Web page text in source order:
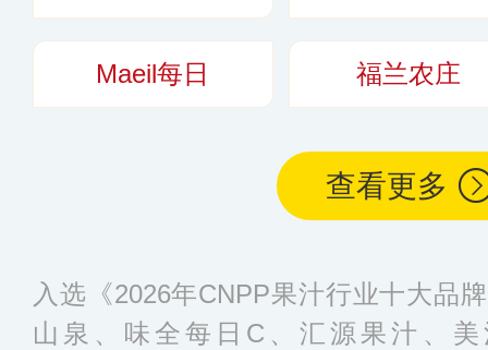
Maeil每日 福兰农庄
查看更多
入选《2026年CNPP果汁行业十大品
山泉、味全每日C、汇源果汁、